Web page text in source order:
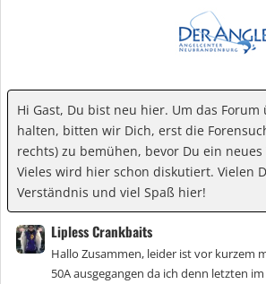
Hi Gast, Du bist neu hier. Um das
halten, bitten wir Dich, erst die
rechts) zu bemühen, bevor Du ein
Vieles wird hier schon diskutiert. Vielen
Verständnis und viel Spaß hier!
Lipless Crankbaits
Hallo Zusammen, leider ist vor kurzem
50A ausgegangen da ich denn letzten